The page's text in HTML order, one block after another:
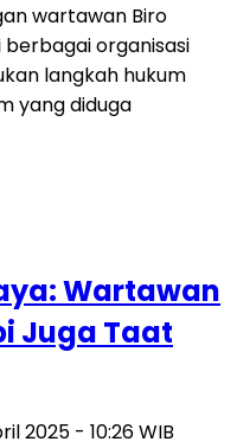
wartawan Biro
organisasi
langkah hukum
yang diduga
Wartawan
Juga Taat
2025 - 10:26 WIB